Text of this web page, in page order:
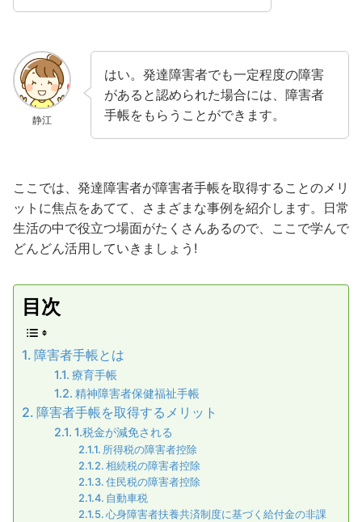
静江
はい。発達障害者でも一定程度の障害
があると認められた場合には、障害者
手帳をもらうことができます。
ここでは、発達障害者が障害者手帳を取得することのメリ
ットに焦点をあてて、さまざまな事例を紹介します。日常
生活の中で役立つ場面がたくさんあるので、ここで学んで
どんどん活用していきましょう!
目次
障害者手帳とは
療育手帳
精神障害者保健福祉手帳
障害者手帳を取得するメリット
1.税金が減免される
所得税の障害者控除
相続税の障害者控除
住民税の障害者控除
自動車税
心身障害者扶養共済制度に基づく給付金の非課